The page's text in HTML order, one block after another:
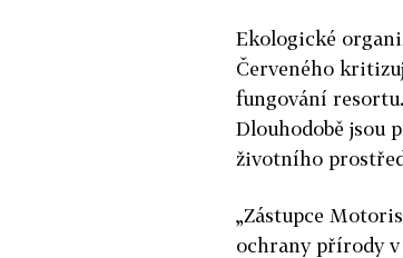
Ekologické
Červeného
fungování
Dlouhodobě jsou
životního
„Zástupce
ochrany přírody v